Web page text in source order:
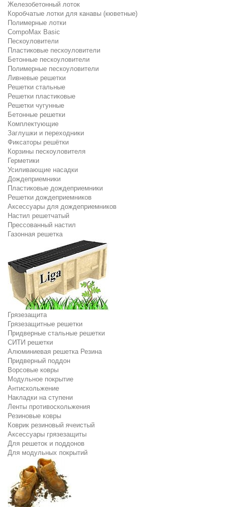
Железобетонный лоток
Коробчатые лотки для канавы (кюветные)
Полимерные лотки
CompoMax Basic
Пескоуловители
Пластиковые пескоуловители
Бетонные пескоуловители
Полимерные пескоуловители
Ливневые решетки
Решетки стальные
Решетки пластиковые
Решетки чугунные
Бетонные решетки
Комплектующие
Заглушки и переходники
Фиксаторы решётки
Корзины пескоуловителя
Герметики
Усиливающие насадки
Дождеприемники
Пластиковые дождеприемники
Решетки дождеприемников
Аксессуары для дождеприемников
Настил решетчатый
Прессованный настил
Газонная решетка
Грязезащита
Грязезащитные решетки
Придверные стальные решетки
СИТИ решетки
Алюминиевая решетка Резина
Придверный поддон
Ворсовые ковры
Модульное покрытие
Антискольжение
Накладки на ступени
Ленты противоскольжения
Резиновые ковры
Коврик резиновый ячеистый
Аксессуары грязезащиты
Для решеток и поддонов
Для модульных покрытий